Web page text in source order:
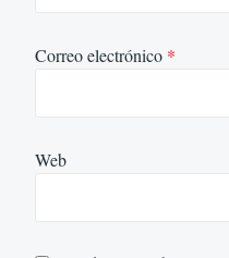
Correo electrónico *
Web